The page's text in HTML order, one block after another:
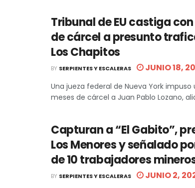
Tribunal de EU castiga
de cárcel a presunto
Los Chapitos
BY SERPIENTES Y ESCALERAS JUNIO 18,
Una jueza federal de Nueva York impuso
meses de cárcel a Juan Pablo Lozano,
Capturan a “El Gabito”,
Los Menores y señalado
de 10 trabajadores
BY SERPIENTES Y ESCALERAS JUNIO 2,